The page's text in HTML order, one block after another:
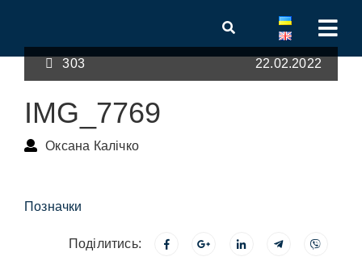
303 22.02.2022
IMG_7769
Оксана Калічко
Позначки
Поділитись: